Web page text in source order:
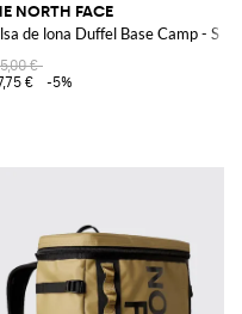
NORTH FACE
de lona Duffel Base Camp - S
€
€
-5%